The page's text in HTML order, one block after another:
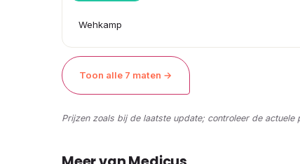
Wehkamp
Toon alle 7 maten →
Prijzen zoals bij de laatste update; controleer de